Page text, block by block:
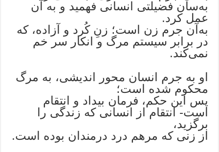
به‌سان فضیلتی انسانی فهمید و به آن
عمل کرد.
به‌آن جرم زن است؛ زنِ کُرد و آزاده، که
در برابر سیستم مرگ و انکار سر خم
نمی‌کند.
او به جرم انسان محور اندیشی، به مرگ
محکوم شده است؛
پس این حکم، فرمان بیداد و انتقام
است- انتقام از انسانی که زندگی را
برگزید،
از زنی که مرهم درد درمندان بوده است.